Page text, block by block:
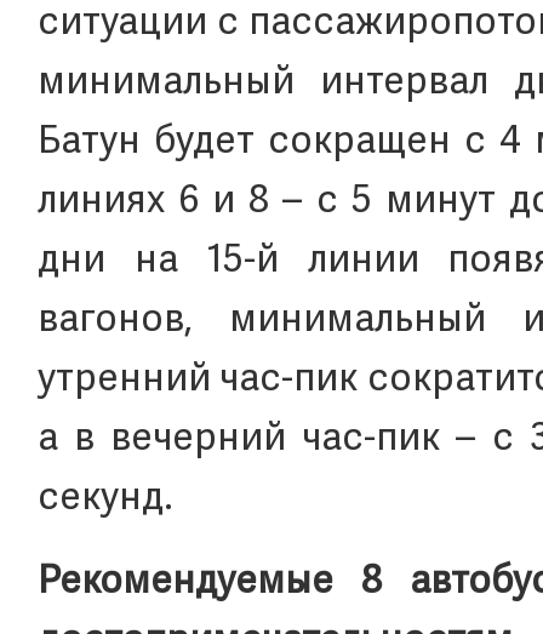
ситуации с
минимальный интервал
Батун будет сокращен с
линиях 6 и 8 – с 5 минут
дни на 15-й линии
вагонов, минимальный
утренний час-пик
а в вечерний час-пик – с
секунд.
Рекомендуемые 8